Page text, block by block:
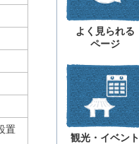
置
よく見られる
ページ
観光・イベント